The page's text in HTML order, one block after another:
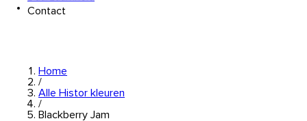
Contact
Home
/
Alle Histor kleuren
/
Blackberry Jam